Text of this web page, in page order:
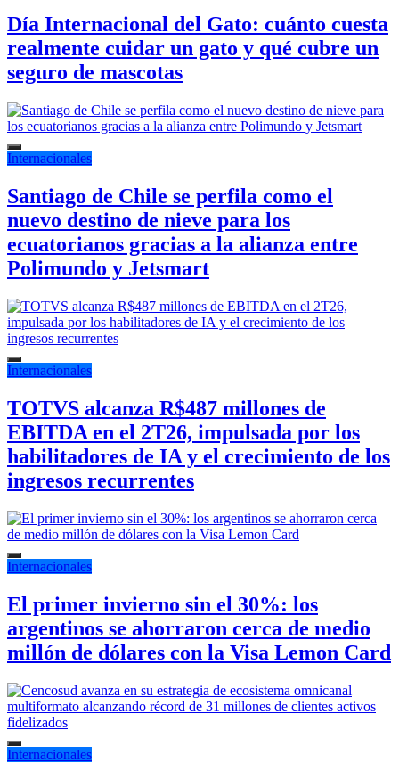
Día Internacional del Gato: cuánto cuesta
realmente cuidar un gato y qué cubre un
seguro de mascotas
Internacionales
Santiago de Chile se perfila como el
nuevo destino de nieve para los
ecuatorianos gracias a la alianza entre
Polimundo y Jetsmart
Internacionales
TOTVS alcanza R$487 millones de
EBITDA en el 2T26, impulsada por los
habilitadores de IA y el crecimiento de los
ingresos recurrentes
Internacionales
El primer invierno sin el 30%: los
argentinos se ahorraron cerca de medio
millón de dólares con la Visa Lemon Card
Internacionales